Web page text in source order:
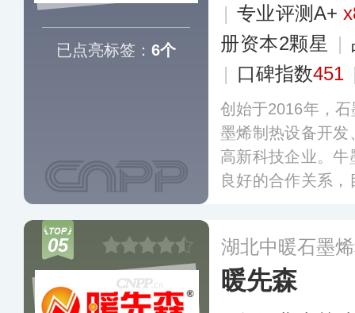
已点亮标签： 6个
| 专业评测A+
册资本2颗星
|
| 口碑指数451
创始于2016年，
墨烯制热设备开
高新科技企业。
良好的合作关系
诸多领域更多
05 湖北中暖石墨
暖先森